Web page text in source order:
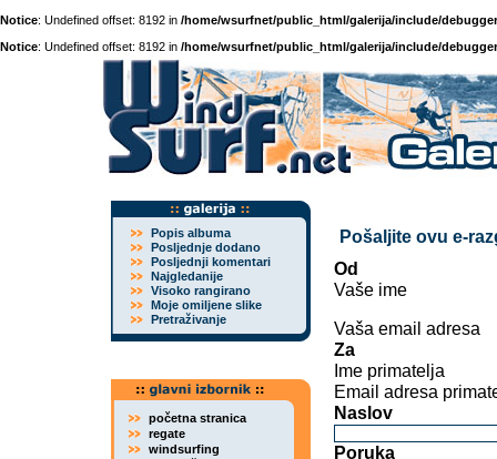
Notice: Undefined offset: 8192 in /home/wsurfnet/public_html/galerija/include/
Notice: Undefined offset: 8192 in /home/wsurfnet/public_html/galerija/include/
Popis albuma
Posljednje dodano
Posljednji komentari
Najgledanije
Visoko rangirano
Moje omiljene slike
Pretraživanje
početna stranica
regate
windsurfing
Pošaljite ovu e-
Od
Vaše ime
Vaša email adresa
Za
Ime primatelja
Email adresa
Naslov
Poruka